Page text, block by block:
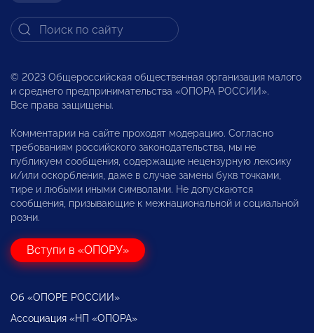
© 2023 Общероссийская общественная организация малого
и среднего предпринимательства «ОПОРА РОССИИ».
Все права защищены.
Комментарии на сайте проходят модерацию. Согласно
требованиям российского законодательства, мы не
публикуем сообщения, содержащие нецензурную лексику
и/или оскорбления, даже в случае замены букв точками,
тире и любыми иными символами. Не допускаются
сообщения, призывающие к межнациональной и социальной
розни.
Вступи в «ОПОРУ»
Об «ОПОРЕ РОССИИ»
Ассоциация «НП «ОПОРА»